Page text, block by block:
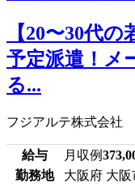
【20〜30代
予定派遣！メ
る...
フジアルテ株式会社
給与 月収例
勤務地
大阪府 大阪